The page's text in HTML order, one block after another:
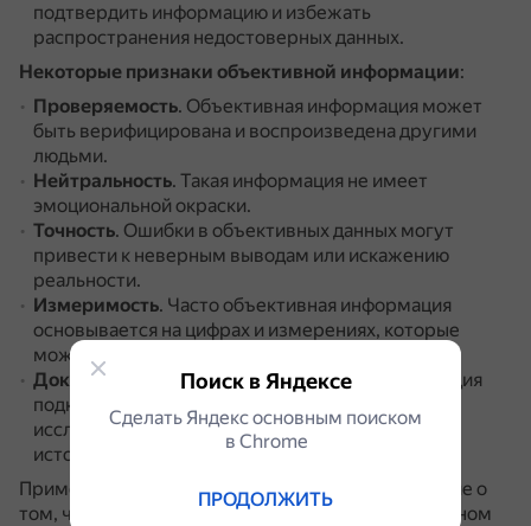
подтвердить информацию и избежать
распространения недостоверных данных.
Некоторые признаки объективной информации:
Проверяемость. Объективная информация может
быть верифицирована и воспроизведена другими
людьми.
Нейтральность. Такая информация не имеет
эмоциональной окраски.
Точность. Ошибки в объективных данных могут
привести к неверным выводам или искажению
реальности.
Измеримость. Часто объективная информация
основывается на цифрах и измерениях, которые
можно точно определить.
Документированность. Объективная информация
подкрепляется документами, отчётами,
исследованиями и другими официальными
источниками.
Пример объективной информации — утверждение о
том, что температура кипения воды при нормальном
Поиск в Яндексе
Сделать Яндекс основным поиском
в Сhrome
ПРОДОЛЖИТЬ